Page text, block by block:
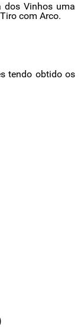
dos Vinhos uma
com Arco.
tendo obtido os